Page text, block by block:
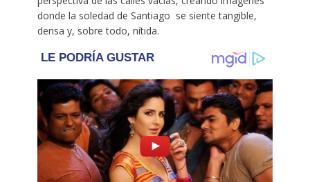
donde la soledad de Santiago se siente tangible,
densa y, sobre todo, nítida.